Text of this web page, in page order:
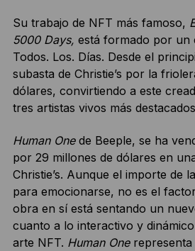
Su trabajo de NFT más famoso,
5000 Days, está formado por un
Todos. Los. Días. Desde el
subasta de Christie’s por la
dólares, convirtiendo a este
tres artistas vivos más
Human Onede Beeple, se ha
por 29 millones de dólares en
Christie’s. Aunque el importe de
para emocionarse, no es el
obra en sí está sentando un
cuanto a lo interactivo y
arte NFT. Human Onerepresenta